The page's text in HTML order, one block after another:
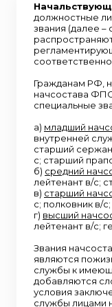
должностные
звания (далее
Гражданам РФ,
начсостава
специальные
а) младший
внутренней
старший
с; старший
б) средний
лейтенант в/с;
в) старший
с; полковник в/с;
г) высший
лейтенант в/с;
Звания
являются
службы к
добавляются
условия
службы лицами